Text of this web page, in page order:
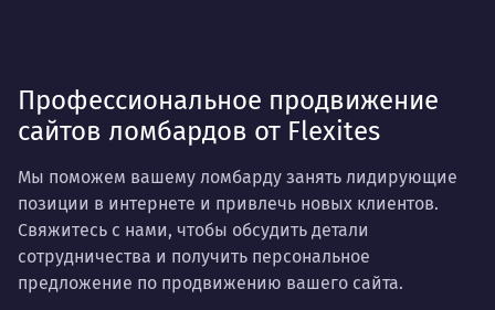
Профессиональное продвижение
сайтов ломбардов от Flexites
Мы поможем вашему ломбарду занять лидирующие
позиции в интернете и привлечь новых клиентов.
Свяжитесь с нами, чтобы обсудить детали
сотрудничества и получить персональное
предложение по продвижению вашего сайта.